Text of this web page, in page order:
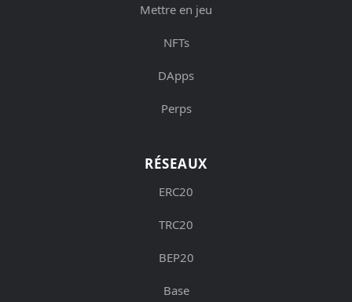
Mettre en jeu
NFTs
DApps
Perps
RÉSEAUX
ERC20
TRC20
BEP20
Base